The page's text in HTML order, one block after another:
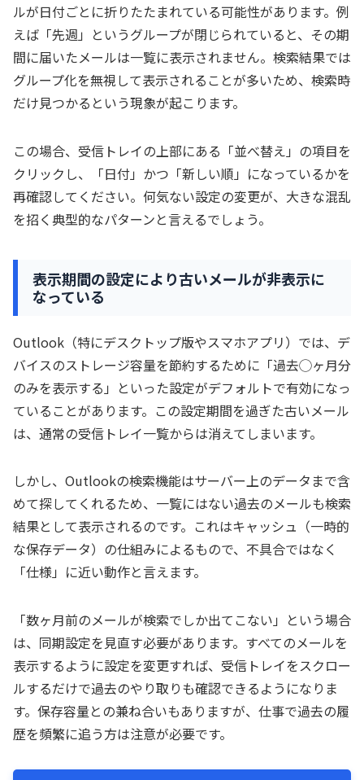
ルが日付ごとに折りたたまれている可能性があります。例
えば「先週」というグループが閉じられていると、その期
間に届いたメールは一覧に表示されません。検索結果では
グループ化を無視して表示されることが多いため、検索時
だけ見つかるという現象が起こります。
この場合、受信トレイの上部にある「並べ替え」の項目を
クリックし、「日付」かつ「新しい順」になっているかを
再確認してください。何気ない設定の変更が、大きな混乱
を招く典型的なパターンと言えるでしょう。
表示期間の設定により古いメールが非表示に
なっている
Outlook（特にデスクトップ版やスマホアプリ）では、デ
バイスのストレージ容量を節約するために「過去◯ヶ月分
のみを表示する」といった設定がデフォルトで有効になっ
ていることがあります。この設定期間を過ぎた古いメール
は、通常の受信トレイ一覧からは消えてしまいます。
しかし、Outlookの検索機能はサーバー上のデータまで含
めて探してくれるため、一覧にはない過去のメールも検索
結果として表示されるのです。これはキャッシュ（一時的
な保存データ）の仕組みによるもので、不具合ではなく
「仕様」に近い動作と言えます。
「数ヶ月前のメールが検索でしか出てこない」という場合
は、同期設定を見直す必要があります。すべてのメールを
表示するように設定を変更すれば、受信トレイをスクロー
ルするだけで過去のやり取りも確認できるようになりま
す。保存容量との兼ね合いもありますが、仕事で過去の履
歴を頻繁に追う方は注意が必要です。